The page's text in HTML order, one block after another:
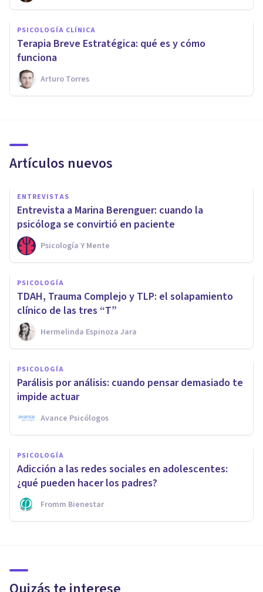
PSICOLOGÍA CLÍNICA
Terapia Breve Estratégica: qué es y cómo
funciona
Arturo Torres
Artículos nuevos
ENTREVISTAS
Entrevista a Marina Berenguer: cuando la
psicóloga se convirtió en paciente
Psicología Y Mente
PSICOLOGÍA
TDAH, Trauma Complejo y TLP: el solapamiento
clínico de las tres “T”
Hermelinda Espinoza Jara
PSICOLOGÍA
Parálisis por análisis: cuando pensar demasiado te
impide actuar
Avance Psicólogos
PSICOLOGÍA
Adicción a las redes sociales en adolescentes:
¿qué pueden hacer los padres?
Fromm Bienestar